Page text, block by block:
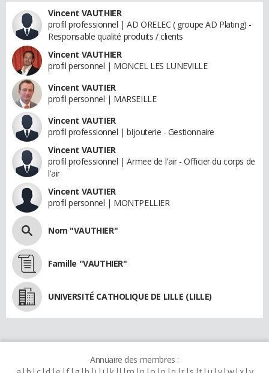
Vincent VAUTHIER
profil professionnel | AD ORELEC ( groupe AD Plating) -
Responsable qualité produits / clients
Vincent VAUTHIER
profil personnel | MONCEL LES LUNEVILLE
Vincent VAUTIER
profil personnel | MARSEILLE
Vincent VAUTIER
profil professionnel | bijouterie - Gestionnaire
Vincent VAUTIER
profil professionnel | Armee de l'air - Officier du corps de
l'air
Vincent VAUTIER
profil personnel | MONTPELLIER
Nom "VAUTHIER"
Famille "VAUTHIER"
UNIVERSITÉ CATHOLIQUE DE LILLE (LILLE)
Annuaire des membres :